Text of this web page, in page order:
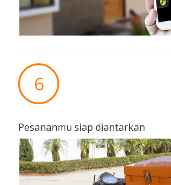
6
Pesananmu siap diantarkan